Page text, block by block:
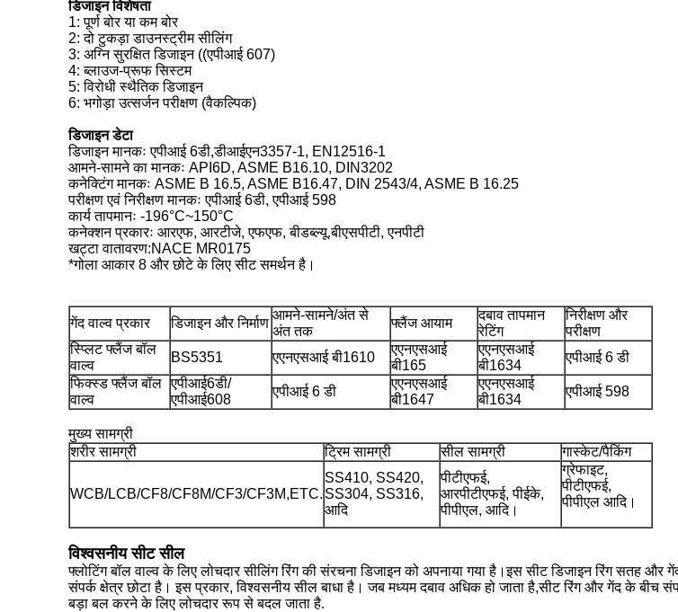
डिजाइन विशेषता
1: पूर्ण बोर या कम बोर
2: दो टुकड़ा डाउनस्ट्रीम सीलिंग
3: अग्नि सुरक्षित डिजाइन ((एपीआई 607)
4: ब्लाउज-प्रूफ सिस्टम
5: विरोधी स्थैतिक डिजाइन
6: भगोड़ा उत्सर्जन परीक्षण (वैकल्पिक)
डिजाइन डेटा
डिजाइन मानकः एपीआई 6डी,डीआईएन3357-1, EN12516-1
आमने-सामने का मानकः API6D, ASME B16.10, DIN3202
कनेक्टिंग मानकः ASME B 16.5, ASME B16.47, DIN 2543/4, ASME B 16.25
परीक्षण एवं निरीक्षण मानकः एपीआई 6डी, एपीआई 598
कार्य तापमानः -196°C~150°C
कनेक्शन प्रकारः आरएफ, आरटीजे, एफएफ, बीडब्ल्यू.बीएसपीटी, एनपीटी
खट्टा वातावरण:NACE MR0175
*गोला आकार 8 और छोटे के लिए सीट समर्थन है।
गेंद वाल्व प्रकार डिजाइन और निर्माण
आमने-सामने/अंत से
अंत तक
फ्लैंज आयाम
दबाव तापमान
रेटिंग
निरीक्षण और
परीक्षण
स्प्लिट फ्लैंज बॉल
वाल्व
BS5351 एएनएसआई बी1610
एएनएसआई
बी165
एएनएसआई
बी1634
एपीआई 6 डी
फिक्स्ड फ्लैंज बॉल
वाल्व
एपीआई6डी/
एपीआई608
एपीआई 6 डी
एएनएसआई
बी1647
एएनएसआई
बी1634
एपीआई 598
मुख्य सामग्री
शरीर सामग्री
ट्रिम सामग्री सील सामग्री गास्केट/पैकिंग
WCB/LCB/CF8/CF8M/CF3/CF3M,ETC.
SS410, SS420,
SS304, SS316,
आदि
पीटीएफई,
आरपीटीएफई, पीईके,
पीपीएल, आदि।
ग्रेफाइट,
पीटीएफई,
पीपीएल आदि।
विश्वसनीय सीट सील
फ्लोटिंग बॉल वाल्व के लिए लोचदार सीलिंग रिंग की संरचना डिजाइन को अपनाया गया है।इस सीट डिजाइन रिंग सतह
संपर्क क्षेत्र छोटा है। इस प्रकार, विश्वसनीय सील बाधा है। जब मध्यम दबाव अधिक हो जाता है,सीट रिंग और गेंद के बीच
बड़ा बल करने के लिए लोचदार रूप से बदल जाता है.